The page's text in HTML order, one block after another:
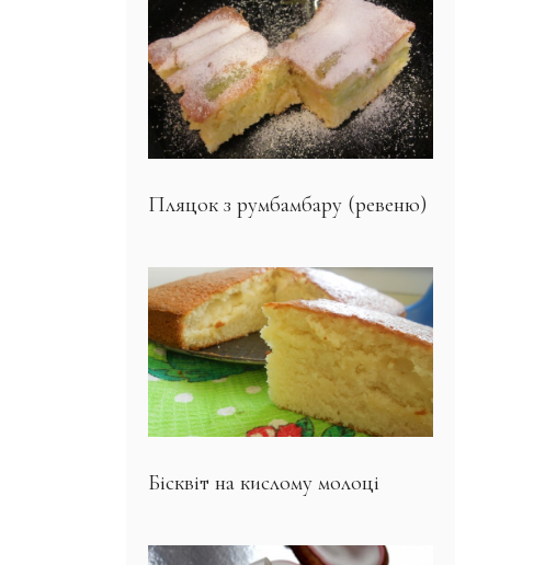
Пляцок з румбамбару (ревеню)
Бісквіт на кислому молоці